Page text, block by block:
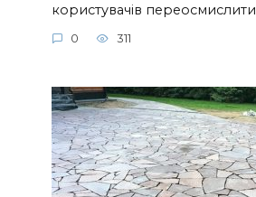
користувачів переосмислити
0 311